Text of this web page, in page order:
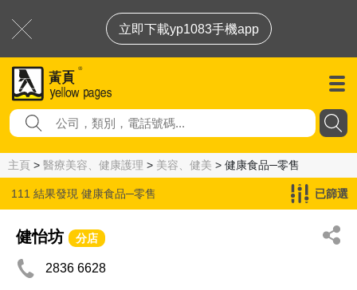
立即下載yp1083手機app
主頁 > 醫療美容、健康護理 > 美容、健美 > 健康食品─零售
111 結果發現 健康食品─零售 已篩選
健怡坊 分店
2836 6628